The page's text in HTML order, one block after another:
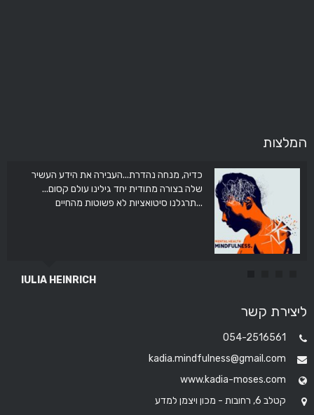
המלצות
כדיה, מנחה נהדרת...העבירה את הידע העשיר
שלה בצורה מתודית יחד גילינו עולם קסום...
תרגלנו סיטואציות לא פשוטות מהחיים...
IULIA HEINRICH
ליצירת קשר
054-2516561
kadia.mindfulness@gmail.com
www.kadia-moses.com
קטלב 6, רחובות - מכון ויצמן למדע